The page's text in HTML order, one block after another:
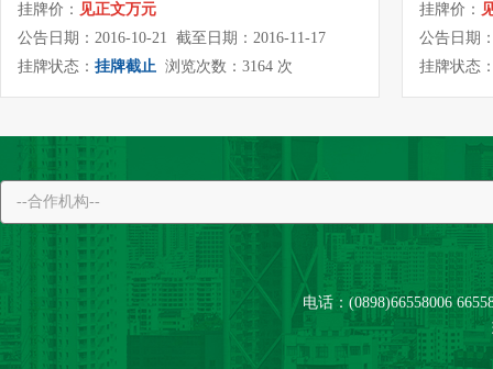
挂牌价： 见正文万元
公告日期：2016-10-21 截至日期：2016-11-17
挂牌状态： 挂牌截止 浏览次数：3164 次
挂牌价：
公告日期
挂牌状态
电话：(0898)66558006